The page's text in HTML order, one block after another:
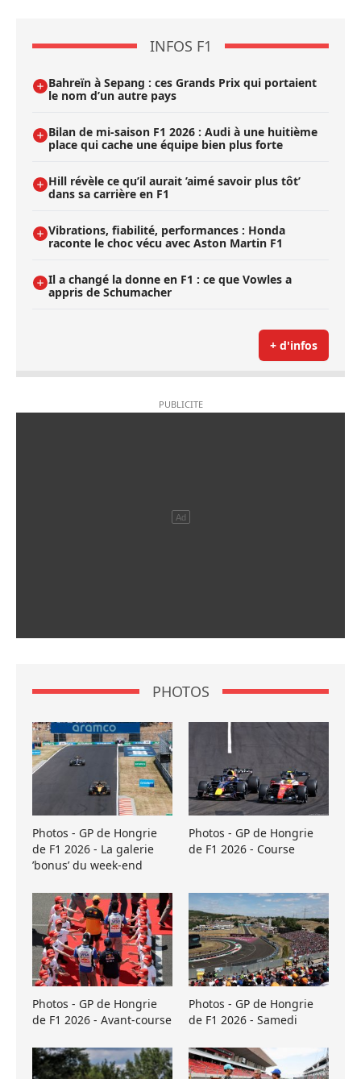
INFOS F1
Bahreïn à Sepang : ces Grands Prix qui portaient
le nom d’un autre pays
Bilan de mi-saison F1 2026 : Audi à une huitième
place qui cache une équipe bien plus forte
Hill révèle ce qu’il aurait ’aimé savoir plus tôt’
dans sa carrière en F1
Vibrations, fiabilité, performances : Honda
raconte le choc vécu avec Aston Martin F1
Il a changé la donne en F1 : ce que Vowles a
appris de Schumacher
+ d'infos
PHOTOS
Photos - GP de Hongrie
de F1 2026 - La galerie
’bonus’ du week-end
Photos - GP de Hongrie
de F1 2026 - Course
Photos - GP de Hongrie
de F1 2026 - Avant-course
Photos - GP de Hongrie
de F1 2026 - Samedi